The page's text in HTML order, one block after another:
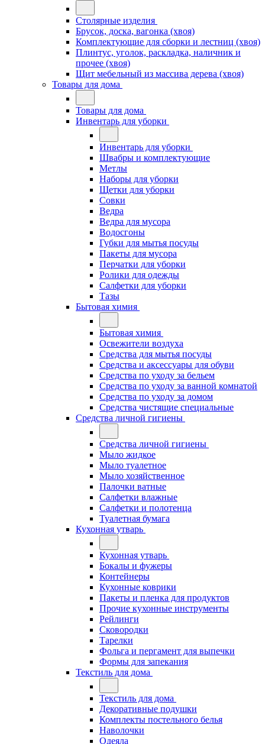
Столярные изделия
Брусок, доска, вагонка (хвоя)
Комплектующие для сборки и лестниц (хвоя)
Плинтус, уголок, раскладка, наличник и
прочее (хвоя)
Щит мебельный из массива дерева (хвоя)
Товары для дома
Товары для дома
Инвентарь для уборки
Инвентарь для уборки
Швабры и комплектующие
Метлы
Наборы для уборки
Щетки для уборки
Совки
Ведра
Ведра для мусора
Водосгоны
Губки для мытья посуды
Пакеты для мусора
Перчатки для уборки
Ролики для одежды
Салфетки для уборки
Тазы
Бытовая химия
Бытовая химия
Освежители воздуха
Средства для мытья посуды
Средства и аксессуары для обуви
Средства по уходу за бельем
Средства по уходу за ванной комнатой
Средства по уходу за домом
Средства чистящие специальные
Средства личной гигиены
Средства личной гигиены
Мыло жидкое
Мыло туалетное
Мыло хозяйственное
Палочки ватные
Салфетки влажные
Салфетки и полотенца
Туалетная бумага
Кухонная утварь
Кухонная утварь
Бокалы и фужеры
Контейнеры
Кухонные коврики
Пакеты и пленка для продуктов
Прочие кухонные инструменты
Рейлинги
Сковородки
Тарелки
Фольга и пергамент для выпечки
Формы для запекания
Текстиль для дома
Текстиль для дома
Декоративные подушки
Комплекты постельного белья
Наволочки
Одеяла